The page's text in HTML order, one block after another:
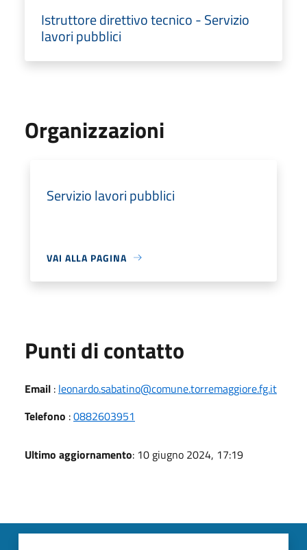
Istruttore direttivo tecnico - Servizio
lavori pubblici
Organizzazioni
Servizio lavori pubblici
VAI ALLA PAGINA
Punti di contatto
Email : leonardo.sabatino@comune.torremaggiore.fg.it
Telefono :0882603951
Ultimo aggiornamento: 10 giugno 2024, 17:19